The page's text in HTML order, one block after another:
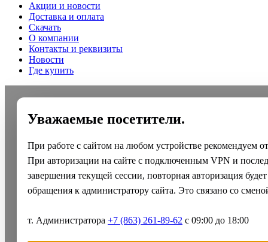
Акции и новости
Доставка и оплата
Скачать
О компании
Контакты и реквизиты
Новости
Где купить
Уважаемые посетители.
При работе с сайтом на любом устройстве рекомендуем
При авторизации на сайте с подключенным VPN и
завершения текущей сессии, повторная авторизация
обращения к администратору сайта. Это связано со
т. Администратора +7 (863) 261-89-62 с 09:00 до 18:00